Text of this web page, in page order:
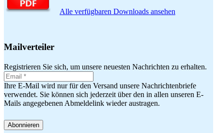
Alle verfügbaren Downloads ansehen
Mailverteiler
Registrieren Sie sich, um unsere neuesten Nachrichten zu erhalten.
Ihre E-Mail wird nur für den Versand unsere Nachrichtenbriefe
verwendet. Sie können sich jederzeit über den in allen unseren E-
Mails angegebenen Abmeldelink wieder austragen.